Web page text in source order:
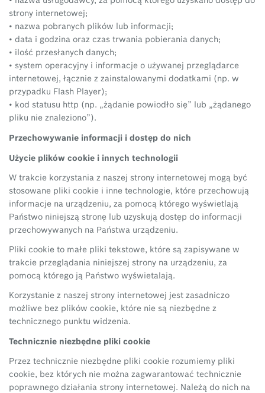
strony internetowej;
• nazwa pobranych plików lub informacji;
• data i godzina oraz czas trwania pobierania danych;
• ilość przesłanych danych;
• system operacyjny i informacje o używanej przeglądarce
internetowej, łącznie z zainstalowanymi dodatkami (np. w
przypadku Flash Player);
• kod statusu http (np. „żądanie powiodło się” lub „żądanego
pliku nie znaleziono”).
Przechowywanie informacji i dostęp do nich
Użycie plików cookie i innych technologii
W trakcie korzystania z naszej strony internetowej mogą być
stosowane pliki cookie i inne technologie, które przechowują
informacje na urządzeniu, za pomocą którego wyświetlają
Państwo niniejszą stronę lub uzyskują dostęp do informacji
przechowywanych na Państwa urządzeniu.
Pliki cookie to małe pliki tekstowe, które są zapisywane w
trakcie przeglądania niniejszej strony na urządzeniu, za
pomocą którego ją Państwo wyświetalają.
Korzystanie z naszej strony internetowej jest zasadniczo
możliwe bez plików cookie, które nie są niezbędne z
technicznego punktu widzenia.
Technicznie niezbędne pliki cookie
Przez technicznie niezbędne pliki cookie rozumiemy pliki
cookie, bez których nie można zagwarantować technicznie
poprawnego działania strony internetowej. Należą do nich na